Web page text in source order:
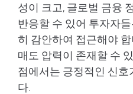
성이 크고, 글로벌 금융
반응할 수 있어 투자자
히 감안하여 접근해야
매도 압력이 존재할 수
점에서는 긍정적인 신호
다.